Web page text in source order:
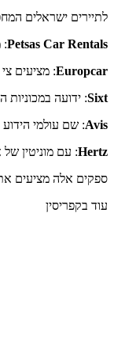
לתיירים ישראלים
Petsas Car Rentals
:
Europcar: מציעים
Sixt: ידועה
Avis: שם עולמי
Hertz: עם מוניטין
ספקים אלה מציעים
עוד בקפריסין